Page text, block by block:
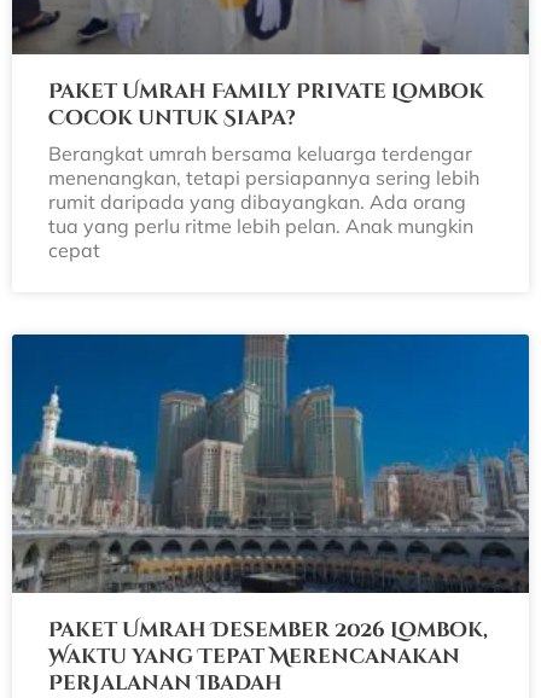
Paket Umrah Family Private Lombok
Cocok untuk Siapa?
Berangkat umrah bersama keluarga terdengar
menenangkan, tetapi persiapannya sering lebih
rumit daripada yang dibayangkan. Ada orang
tua yang perlu ritme lebih pelan. Anak mungkin
cepat
Paket Umrah Desember 2026 Lombok,
Waktu yang Tepat Merencanakan
Perjalanan Ibadah